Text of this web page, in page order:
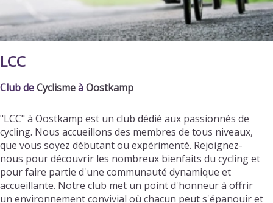
LCC
Club deCyclismeàOostkamp
"LCC" à Oostkamp est un club dédié aux passionnés de
cycling. Nous accueillons des membres de tous niveaux,
que vous soyez débutant ou expérimenté. Rejoignez-
nous pour découvrir les nombreux bienfaits du cycling et
pour faire partie d'une communauté dynamique et
accueillante. Notre club met un point d'honneur à offrir
un environnement convivial où chacun peut s'épanouir et